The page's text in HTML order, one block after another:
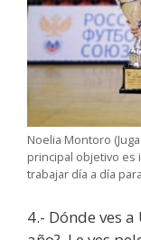
Noelia Montoro
principal objetivo es
trabajar día a día
4.- Dónde ves a